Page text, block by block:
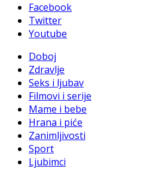
Facebook
Twitter
Youtube
Doboj
Zdravlje
Seks i ljubav
Filmovi i serije
Mame i bebe
Hrana i piće
Zanimljivosti
Sport
Ljubimci